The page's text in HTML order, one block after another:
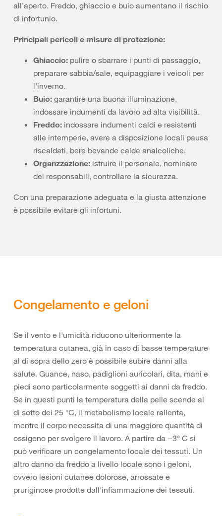
all’aperto. Freddo, ghiaccio e buio aumentano il rischio
di infortunio.
Principali pericoli e misure di protezione:
Ghiaccio: pulire o sbarrare i punti di passaggio,
preparare sabbia/sale, equipaggiare i veicoli per
l’inverno.
Buio: garantire una buona illuminazione,
indossare indumenti da lavoro ad alta visibilità.
Freddo: indossare indumenti caldi e resistenti
alle intemperie, avere a disposizione locali pausa
riscaldati, bere bevande calde analcoliche.
Organzzazione: istruire il personale, nominare
dei responsabili, controllare la sicurezza.
Con una preparazione adeguata e la giusta attenzione
è possibile evitare gli infortuni.
Congelamento e geloni
Se il vento e l'umidità riducono ulteriormente la
temperatura cutanea, già in caso di basse temperature
al di sopra dello zero è possibile subire danni alla
salute. Guance, naso, padiglioni auricolari, dita, mani e
piedi sono particolarmente soggetti ai danni da freddo.
Se in questi punti la temperatura della pelle scende al
di sotto dei 25 °C, il metabolismo locale rallenta,
mentre il corpo necessita di una maggiore quantità di
ossigeno per svolgere il lavoro. A partire da −3° C si
può verificare un congelamento locale dei tessuti. Un
altro danno da freddo a livello locale sono i geloni,
ovvero lesioni cutanee dolorose, arrossate e
pruriginose prodotte dall'infiammazione dei tessuti.